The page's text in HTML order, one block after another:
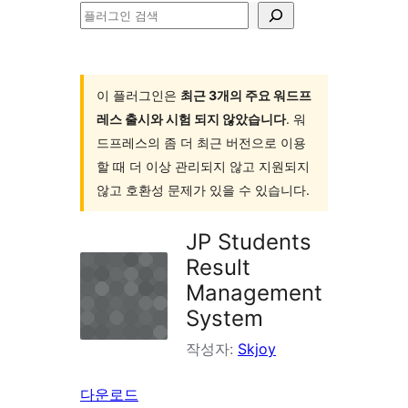
플
이 플러그인은 최근 3개의 주요 워드프
레스 출시와 시험 되지 않았습니다. 워
드프레스의 좀 더 최근 버전으로 이용
할 때 더 이상 관리되지 않고 지원되지
않고 호환성 문제가 있을 수 있습니다.
JP Students
Result
Management
System
작성자: Skjoy
다운로드